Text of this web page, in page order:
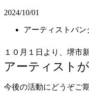
2024/10/01
アーティストバン
１０月１日より、堺市
アーティスト
今後の活動にどうぞご